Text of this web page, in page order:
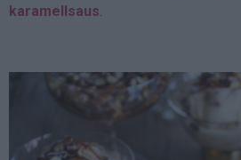
karamellsaus.